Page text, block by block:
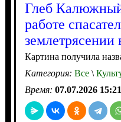
Глеб
работе
землетрясении
Картина получила
Категория: Все\
Время: 07.07.2026 15:21